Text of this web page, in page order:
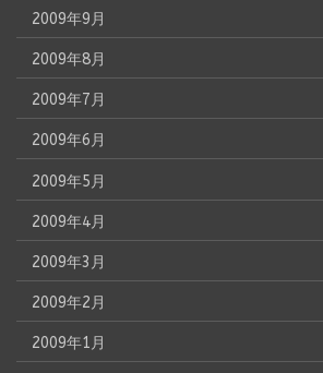
2009年9月
2009年8月
2009年7月
2009年6月
2009年5月
2009年4月
2009年3月
2009年2月
2009年1月